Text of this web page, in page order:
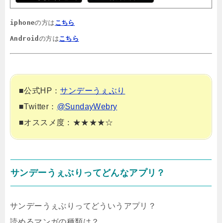
iphoneの方は こちら
Android の方はこちら
■公式HP：サンデーうぇぶり
■Twitter： @SundayWebry
■オススメ度：★★★★☆
サンデーうぇぶりってどんなアプリ？
サンデーうぇぶりってどういうアプリ？